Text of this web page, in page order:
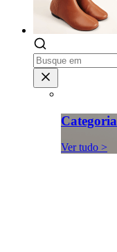
Categoria
Ver tudo >